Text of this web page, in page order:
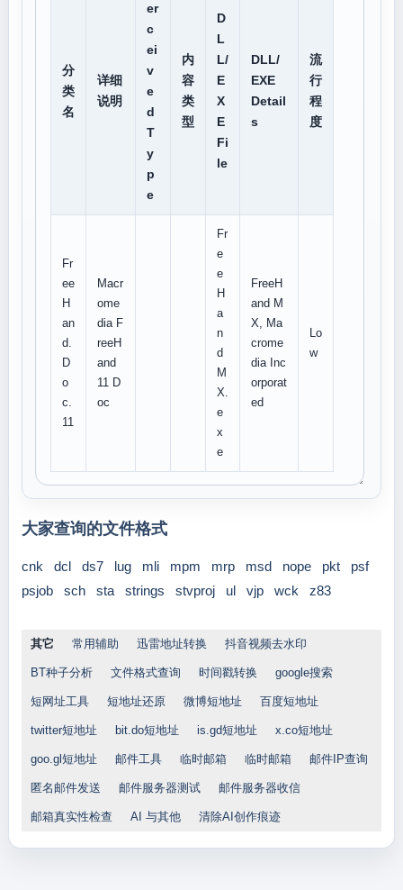
分
类
名
详细
说明
er
c
ei
v
e
d
T
y
p
e
内
容
类
型
D
L
L/
E
X
E
Fi
le
DLL/
EXE
Detail
s
流
行
程
度
Fr
ee
H
an
d.
D
o
c.
11
Macr
ome
dia F
reeH
and
11 D
oc
Fr
e
e
H
a
n
d
M
X.
e
x
e
FreeH
and M
X, Ma
crome
dia Inc
orporat
ed
Lo
w
大家查询的文件格式
cnk dcl ds7 lug mli mpm mrp msd nope pkt
psf
psjob
sch sta strings stvproj ul vjp wck z83
其它 常用辅助 迅雷地址转换 抖音视频去水印
BT种子分析 文件格式查询 时间戳转换 google搜索
短网址工具 短地址还原 微博短地址 百度短地址
twitter短地址 bit.do短地址 is.gd短地址 x.co短地址
goo.gl短地址 邮件工具 临时邮箱 临时邮箱 邮件IP查询
匿名邮件发送 邮件服务器测试 邮件服务器收信
邮箱真实性检查 AI 与其他 清除AI创作痕迹